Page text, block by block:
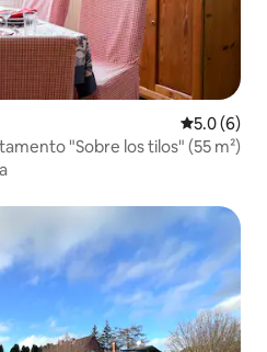
5.0 (6)
"Sobre los tilos" (55 m²)